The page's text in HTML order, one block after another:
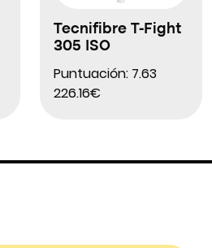
Tecnifibre T-Fight
305 ISO
Puntuación: 7.63
226.16€